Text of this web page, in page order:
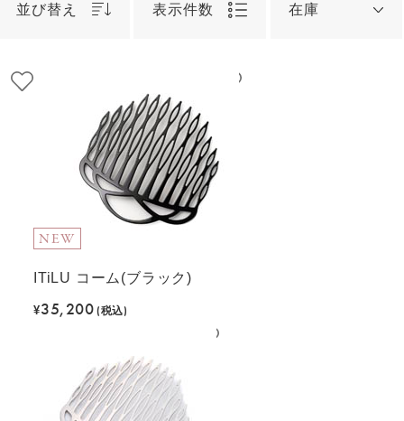
並び替え 表示件数 在庫
NEW
ITiLU コーム(ブラック)
¥35,200(税込)